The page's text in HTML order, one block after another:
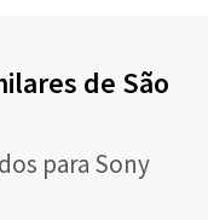
de São
para Sony